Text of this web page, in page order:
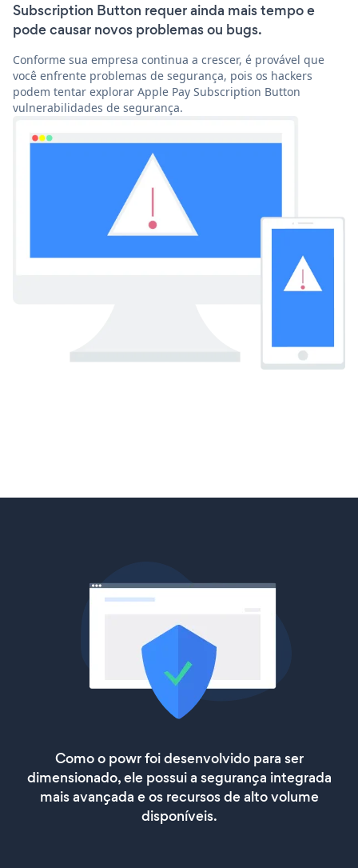
Subscription Button requer ainda mais tempo e
pode causar novos problemas ou bugs.
Conforme sua empresa continua a crescer, é provável que
você enfrente problemas de segurança, pois os hackers
podem tentar explorar Apple Pay Subscription Button
vulnerabilidades de segurança.
Como o powr foi desenvolvido para ser
dimensionado, ele possui a segurança integrada
mais avançada e os recursos de alto volume
disponíveis.